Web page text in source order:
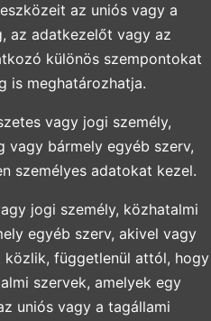
az uniós vagy a
az adatkezelőt vagy az
különös szempontokat
is meghatározhatja.
vagy jogi személy,
vagy bármely egyéb szerv,
személyes adatokat kezel.
jogi személy, közhatalmi
egyéb szerv, akivel vagy
közlik, függetlenül attól, hogy
szervek, amelyek egy
uniós vagy a tagállami